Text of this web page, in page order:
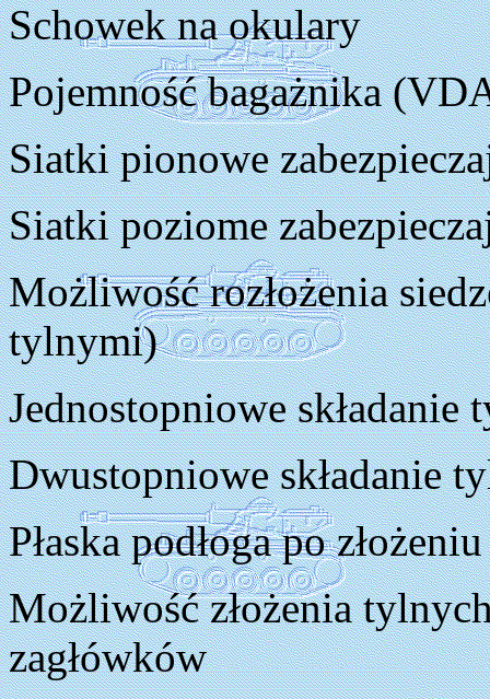
Schowek na okulary
Pojemność bagażnika
Siatki pionowe
Siatki poziome
Możliwość rozłożenia
tylnymi)
Jednostopniowe składanie
Dwustopniowe składanie
Płaska podłoga po
Możliwość złożenia
zagłówków